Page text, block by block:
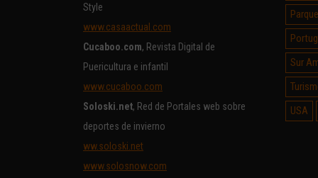
Style
www.casaactual.com
Cucaboo.com, Revista Digital de
Puericultura e infantil
www.cucaboo.com
Soloski.net, Red de Portales web sobre
deportes de invierno
ww.soloski.net
www.solosnow.com
Sur
USA